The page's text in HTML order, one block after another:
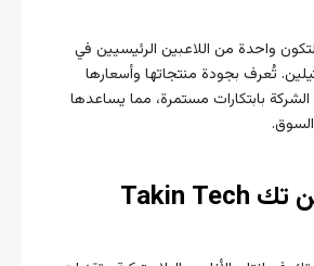
من اللاعبين الرئيسيين في
بجودة منتجاتها وأسعارها
مستمرة، مما يساعدها